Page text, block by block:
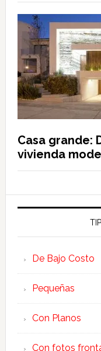
Casa grande:
vivienda
De Bajo Costo
Pequeñas
Con Planos
Con fotos